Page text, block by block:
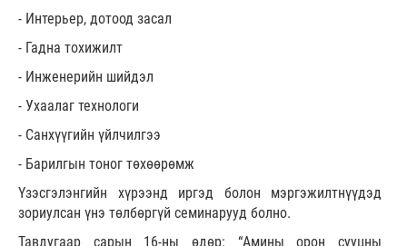
- Интерьер, дотоод засал
- Гадна тохижилт
- Инженерийн шийдэл
- Ухаалаг технологи
- Санхүүгийн үйлчилгээ
- Барилгын тоног төхөөрөмж
Үзэсгэлэнгийн хүрээнд иргэд болон мэргэжилтнүүдэд
зориулсан үнэ төлбөргүй семинарууд болно.
Тавдугаар сарын 16-ны өдөр: “Амины орон сууцны